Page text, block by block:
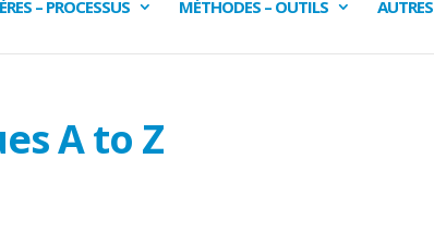
– PROCESSUS MÉTHODES – OUTILS
A to Z